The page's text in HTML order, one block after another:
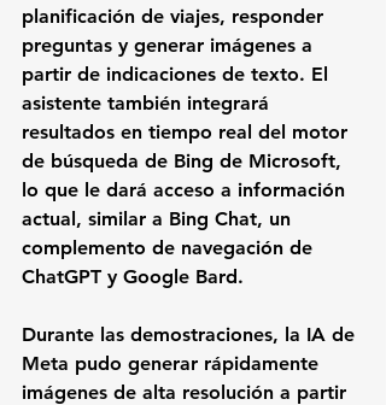
planificación de viajes, responder
preguntas y generar imágenes a
partir de indicaciones de texto. El
asistente también integrará
resultados en tiempo real del motor
de búsqueda de Bing de Microsoft,
lo que le dará acceso a información
actual, similar a Bing Chat, un
complemento de navegación de
ChatGPT y Google Bard.
Durante las demostraciones, la IA de
Meta pudo generar rápidamente
imágenes de alta resolución a partir